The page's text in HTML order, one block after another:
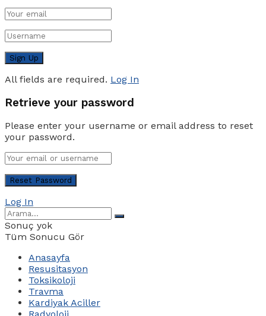
All fields are required. Log In
Retrieve your password
Please enter your username or email address to reset
your password.
Log In
Sonuç yok
Tüm Sonucu Gör
Anasayfa
Resusitasyon
Toksikoloji
Travma
Kardiyak Aciller